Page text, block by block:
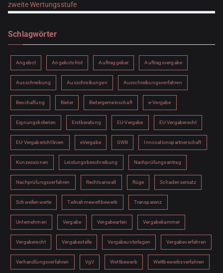
zweite Wertungsstufe
Schlagwörter
Angebot Angebotsfrist Auftraggeber Auftragsvergabe
Ausschreibung Ausschreibungen Ausschreibungsverfahren
Beschaffung Bieter Bietergemeinschaft e-Vergabe
Eignungskriterien Erstberatung EU-Vergabe EU-Vergaberecht
EU-Vergaberichtlinien eVergabe GWB Innovationspartnerschaft
Konzessionen Leistungsbeschreibung Nachprüfungsantrag
Nachprüfungsverfahren Rechtsanwalt Rüge Schadensersatz
Schwellenwerte Teilnahmewettbewerb Transparenz
Unternehmen Vergabe Vergabearten Vergabekammer
Vergaberecht Vergabestelle Vergabeunterlagen Vergabeverfahren
Verhandlungsverfahren VgV Wettbewerb Wettbewerbsverfahren